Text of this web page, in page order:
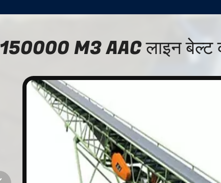
150000 M3 AAC लाइन बेल्ट